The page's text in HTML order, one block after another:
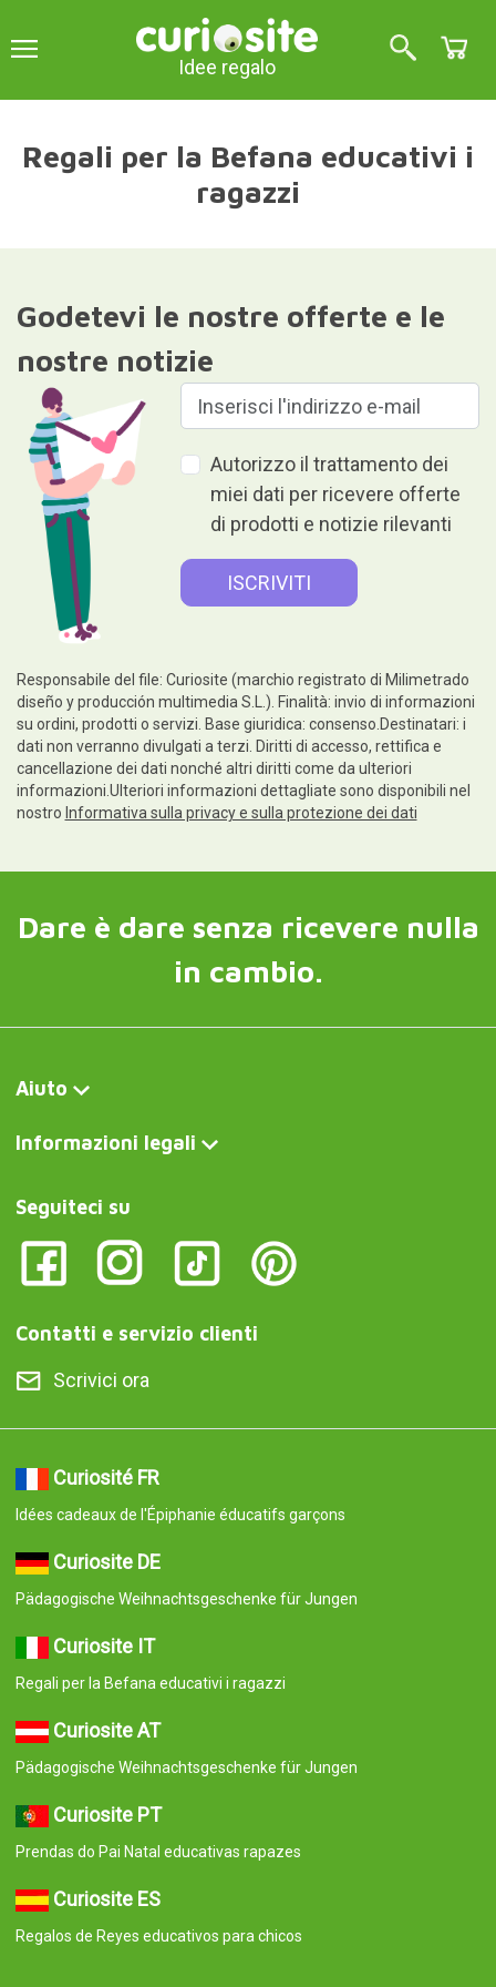
Idee regalo
Regali per la Befana educativi i
ragazzi
Godetevi le nostre offerte e le
nostre notizie
Autorizzo il trattamento dei
miei dati per ricevere offerte
di prodotti e notizie rilevanti
Responsabile del file: Curiosite (marchio registrato di Milimetrado
diseño y producción multimedia S.L.). Finalità: invio di informazioni
su ordini, prodotti o servizi. Base giuridica: consenso.Destinatari: i
dati non verranno divulgati a terzi. Diritti di accesso, rettifica e
cancellazione dei dati nonché altri diritti come da ulteriori
informazioni.Ulteriori informazioni dettagliate sono disponibili nel
nostro Informativa sulla privacy e sulla protezione dei dati
Dare è dare senza ricevere nulla
in cambio.
Aiuto
Informazioni legali
Seguiteci su
Contatti e servizio clienti
Scrivici ora
Curiosité FR
Idées cadeaux de l'Épiphanie éducatifs garçons
Curiosite DE
Pädagogische Weihnachtsgeschenke für Jungen
Curiosite IT
Regali per la Befana educativi i ragazzi
Curiosite AT
Pädagogische Weihnachtsgeschenke für Jungen
Curiosite PT
Prendas do Pai Natal educativas rapazes
Curiosite ES
Regalos de Reyes educativos para chicos